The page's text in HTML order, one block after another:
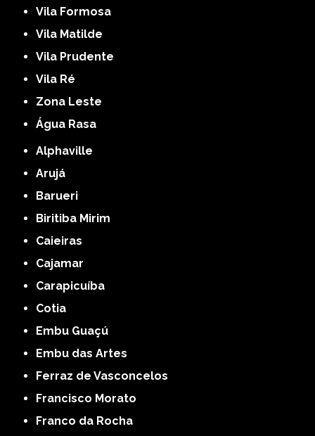
Vila Formosa
Vila Matilde
Vila Prudente
Vila Ré
Zona Leste
Água Rasa
Alphaville
Arujá
Barueri
Biritiba Mirim
Caieiras
Cajamar
Carapicuíba
Cotia
Embu Guaçú
Embu das Artes
Ferraz de Vasconcelos
Francisco Morato
Franco da Rocha